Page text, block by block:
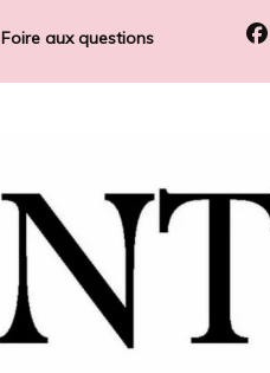
Foire aux questions